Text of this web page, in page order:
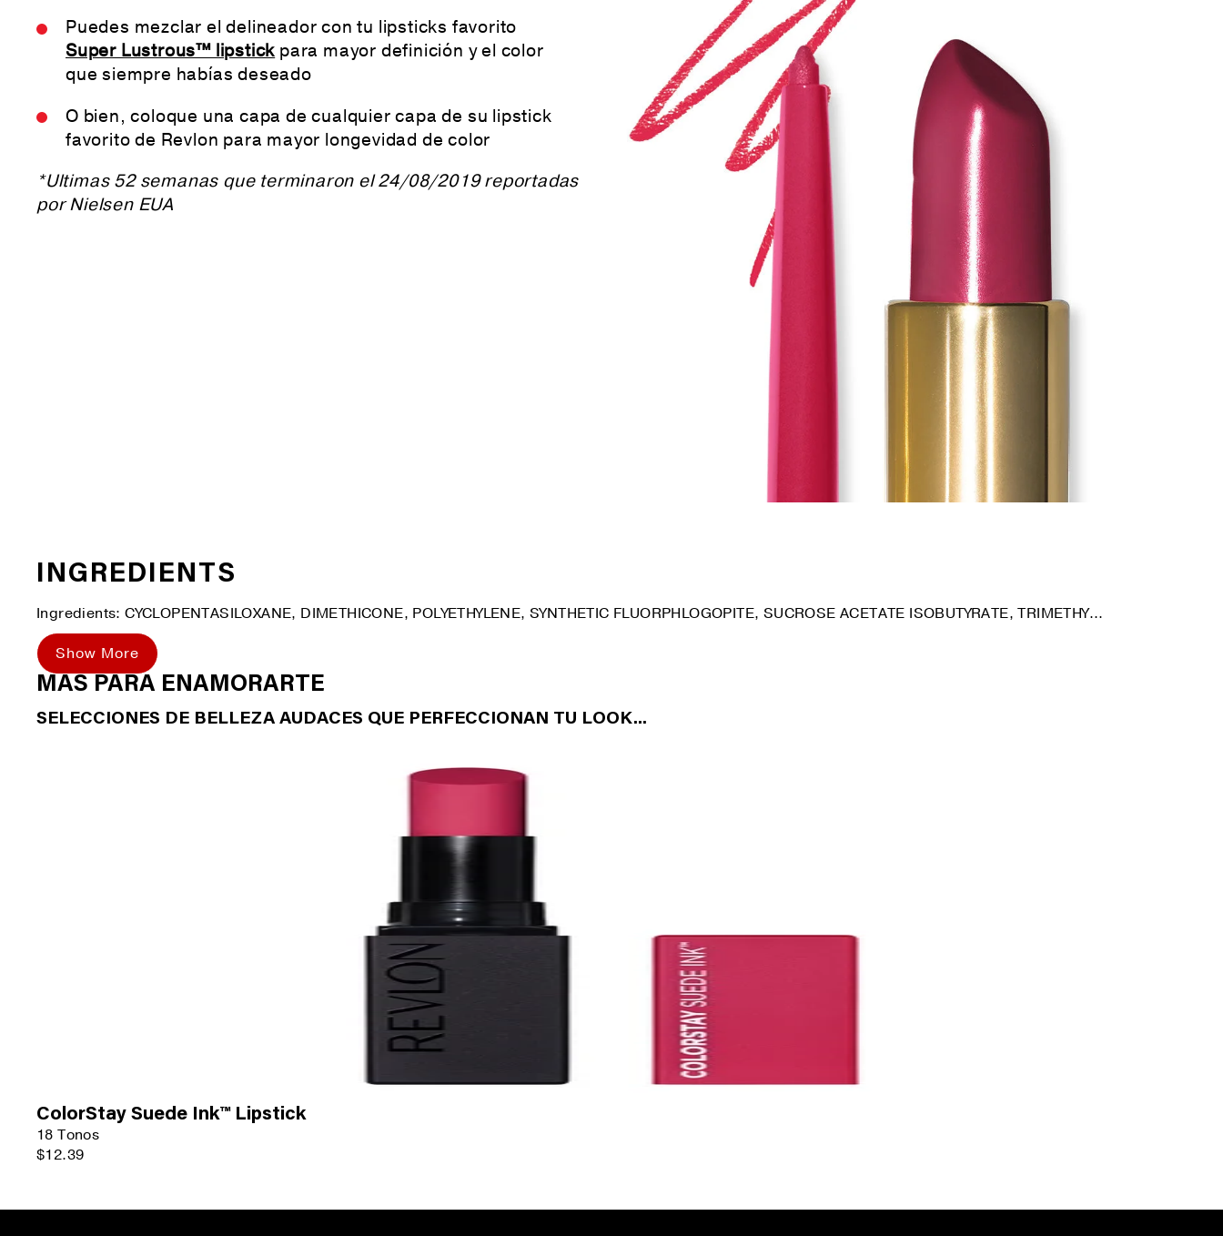
Puedes mezclar el delineador con tu lipsticks favorito
Super Lustrous™ lipstickpara mayor definición y el color
que siempre habías deseado
O bien, coloque una capa de cualquier capa de su lipstick
favorito de Revlon para mayor longevidad de color
*Ultimas 52 semanas que terminaron el 24/08/2019 reportadas
por Nielsen EUA
INGREDIENTS
Ingredients: CYCLOPENTASILOXANE, DIMETHICONE, POLYETHYLENE, SYNTHETIC FLUORPHLOGOPITE, SUCROSE ACETATE ISOBUTYRATE, TRIMETHY...
Show More
MÁS PARA ENAMORARTE
SELECCIONES DE BELLEZA AUDACES QUE PERFECCIONAN TU LOOK...
ColorStay Suede Ink™ Lipstick
18 Tonos
$12.39